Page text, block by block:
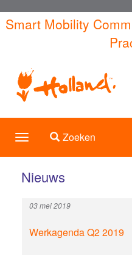
Overslaan
en
inhoud
gaan
Smart Mobility
ToggleToggle search
Zoeken
Nieuws
03 mei 2019
Werkagenda Q2 2019